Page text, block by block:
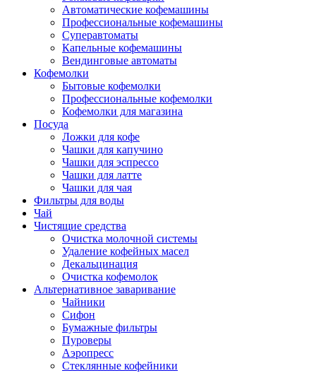
Автоматические кофемашины
Профессиональные кофемашины
Суперавтоматы
Капельные кофемашины
Вендинговые автоматы
Кофемолки
Бытовые кофемолки
Профессиональные кофемолки
Кофемолки для магазина
Посуда
Ложки для кофе
Чашки для капучино
Чашки для эспрессо
Чашки для латте
Чашки для чая
Фильтры для воды
Чай
Чистящие средства
Очистка молочной системы
Удаление кофейных масел
Декальцинация
Очистка кофемолок
Альтернативное заваривание
Чайники
Сифон
Бумажные фильтры
Пуроверы
Аэропресс
Стеклянные кофейники